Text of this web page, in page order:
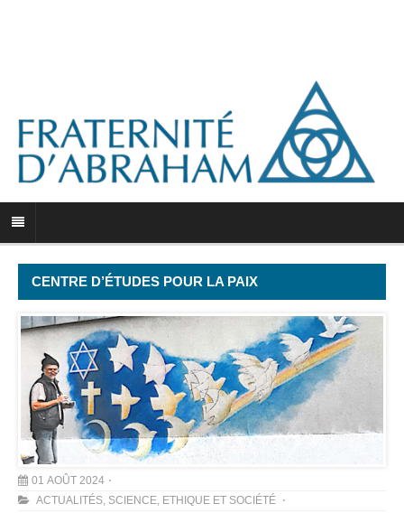
CENTRE D’ÉTUDES POUR LA PAIX
01 AOÛT 2024
ACTUALITÉS, SCIENCE, ETHIQUE ET SOCIÉTÉ